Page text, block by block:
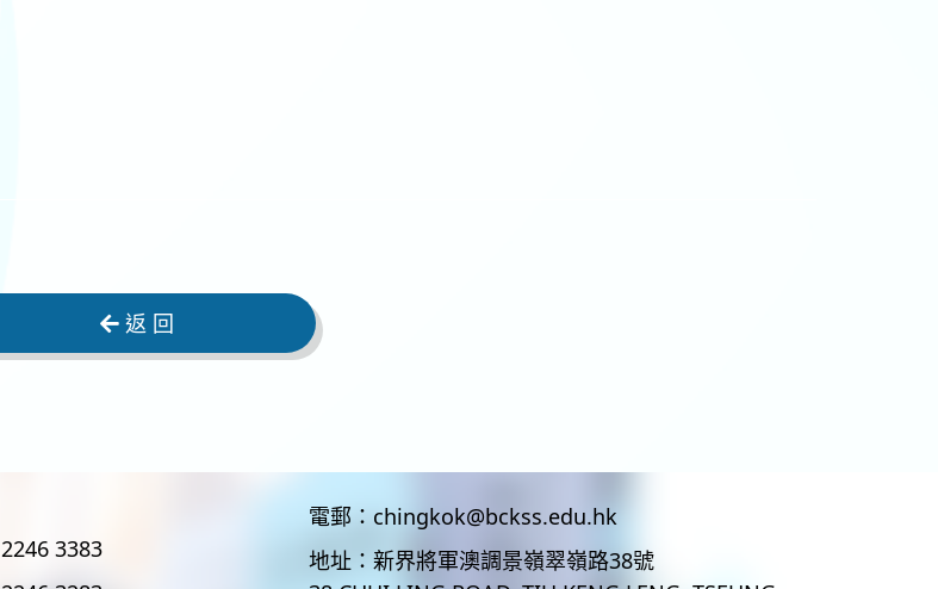
返 回
2246 3383
電郵： chingkok@bckss.edu.hk
地址：新界將軍澳調景嶺翠嶺路38號